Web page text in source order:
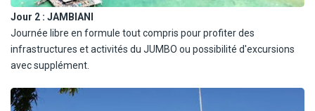
Jour 2 : JAMBIANI
Journée libre en formule tout compris pour profiter des
infrastructures et activités du JUMBO ou possibilité d'excursions
avec supplément.